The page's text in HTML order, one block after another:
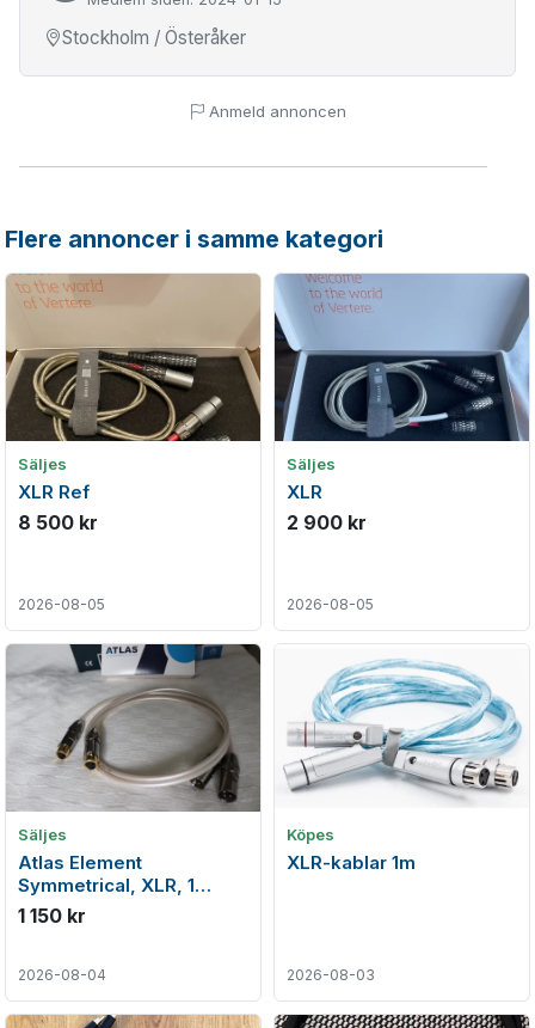
Stockholm / Österåker
Anmeld annoncen
Flere annoncer i samme kategori
Säljes
XLR Ref
8 500 kr
2026-08-05
Säljes
XLR
2 900 kr
2026-08-05
Säljes
Atlas Element
Symmetrical, XLR, 1
meter
1 150 kr
2026-08-04
Köpes
XLR-kablar 1m
2026-08-03